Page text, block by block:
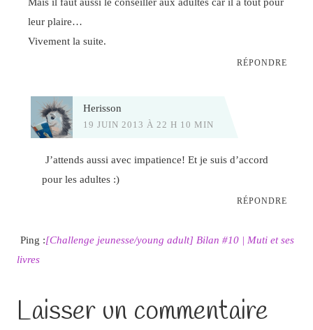
leur plaire…
Vivement la suite.
RÉPONDRE
Herisson
19 JUIN 2013 À 22 H 10 MIN
J’attends aussi avec impatience! Et je suis d’accord
pour les adultes :)
RÉPONDRE
Ping :[Challenge jeunesse/young adult] Bilan #10 | Muti et ses
livres
Laisser un commentaire